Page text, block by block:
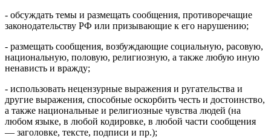
- обсуждать темы и размещать сообщения, противоречащие
законодательству РФ или призывающие к его нарушению;
- размещать сообщения, возбуждающие социальную, расовую,
национальную, половую, религиозную, а также любую иную
ненависть и вражду;
- использовать нецензурные выражения и ругательства и
другие выражения, способные оскорбить честь и достоинство,
а также национальные и религиозные чувства людей (на
любом языке, в любой кодировке, в любой части сообщения
— заголовке, тексте, подписи и пр.);